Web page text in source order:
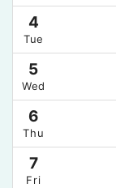
4
Tue
5
Wed
6
Thu
7
Fri